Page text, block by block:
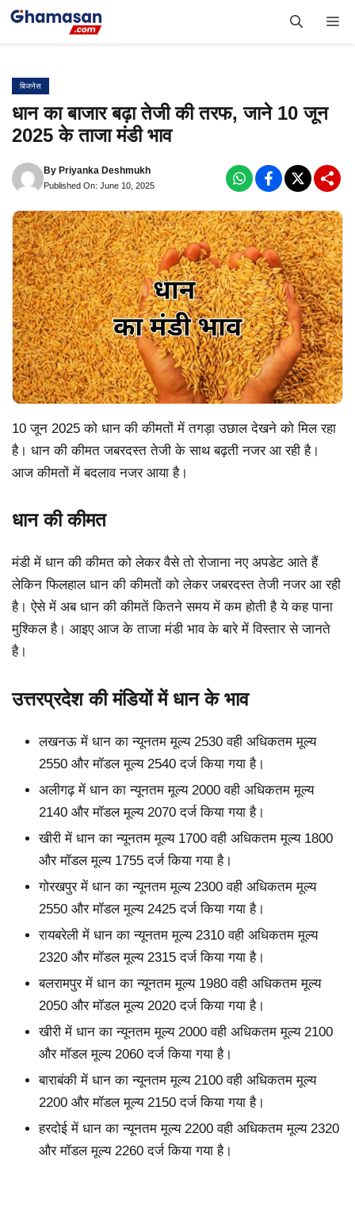
Skip
बिजनेस
धान का बाजार बढ़ा तेजी की तरफ, जाने 10 जून
2025 के ताजा मंडी भाव
By Priyanka Deshmukh
Published On: June 10, 2025
10 जून 2025 को धान की कीमतों में तगड़ा उछाल देखने को मिल रहा
है। धान की कीमत जबरदस्त तेजी के साथ बढ़ती नजर आ रही है।
आज कीमतों में बदलाव नजर आया है।
धान की कीमत
मंडी में धान की कीमत को लेकर वैसे तो रोजाना नए अपडेट आते हैं
लेकिन फिलहाल धान की कीमतों को लेकर जबरदस्त तेजी नजर आ रही
है। ऐसे में अब धान की कीमतें कितने समय में कम होती है ये कह पाना
मुश्किल है। आइए आज के ताजा मंडी भाव के बारे में विस्तार से जानते
है।
उत्तरप्रदेश की मंडियों में धान के भाव
लखनऊ में धान का न्यूनतम मूल्य 2530 वही अधिकतम मूल्य
2550 और मॉडल मूल्य 2540 दर्ज किया गया है।
अलीगढ़ में धान का न्यूनतम मूल्य 2000 वही अधिकतम मूल्य
2140 और मॉडल मूल्य 2070 दर्ज किया गया है।
खीरी में धान का न्यूनतम मूल्य 1700 वही अधिकतम मूल्य 1800
और मॉडल मूल्य 1755 दर्ज किया गया है।
गोरखपुर में धान का न्यूनतम मूल्य 2300 वही अधिकतम मूल्य
2550 और मॉडल मूल्य 2425 दर्ज किया गया है।
रायबरेली में धान का न्यूनतम मूल्य 2310 वही अधिकतम मूल्य
2320 और मॉडल मूल्य 2315 दर्ज किया गया है।
बलरामपुर में धान का न्यूनतम मूल्य 1980 वही अधिकतम मूल्य
2050 और मॉडल मूल्य 2020 दर्ज किया गया है।
खीरी में धान का न्यूनतम मूल्य 2000 वही अधिकतम मूल्य 2100
और मॉडल मूल्य 2060 दर्ज किया गया है।
बाराबंकी में धान का न्यूनतम मूल्य 2100 वही अधिकतम मूल्य
2200 और मॉडल मूल्य 2150 दर्ज किया गया है।
हरदोई में धान का न्यूनतम मूल्य 2200 वही अधिकतम मूल्य 2320
और मॉडल मूल्य 2260 दर्ज किया गया है।